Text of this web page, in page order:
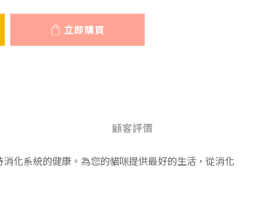
立即購買
顧客評價
化系統的健康。為您的貓咪提供最好的生活，從消化